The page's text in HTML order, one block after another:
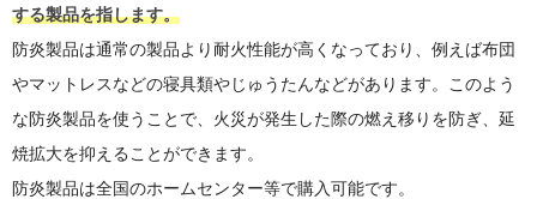
する製品を指します。
防炎製品は通常の製品より耐火性能が高くなっており、例えば布団
やマットレスなどの寝具類やじゅうたんなどがあります。このよう
な防炎製品を使うことで、火災が発生した際の燃え移りを防ぎ、延
焼拡大を抑えることができます。
防炎製品は全国のホームセンター等で購入可能です。